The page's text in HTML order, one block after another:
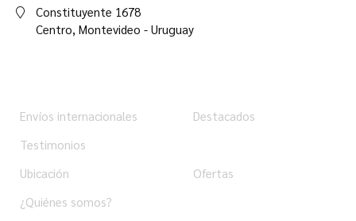
Constituyente 1678
Centro, Montevideo - Uruguay
Envíos internacionales
Testimonios
Ubicación
¿Quiénes somos?
Destacados
Ofertas